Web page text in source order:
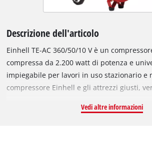
Descrizione dell'articolo
Einhell TE-AC 360/50/10 V è un
compressa da 2.200 watt di potenza e
impiegabile per lavori in uso stazionario e
compressore Einhell e gli attrezzi giusti,
mirati, si gonfiano pneumatici, palloni o
Vedi altre informazioni